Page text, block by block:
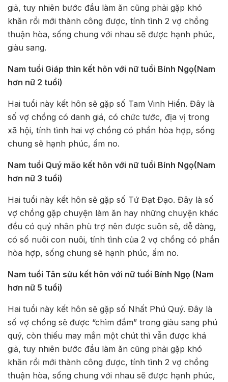
giả, tuy nhiên bước đầu làm ăn cũng phải gặp khó
khăn rồi mới thành công được, tính tình 2 vợ chồng
thuận hòa, sống chung với nhau sẽ được hạnh phúc,
giàu sang.
Nam tuổi Giáp thìn kết hôn với nữ tuổi Bính Ngọ(Nam
hơn nữ 2 tuổi)
Hai tuổi này kết hôn sẽ gặp số Tam Vinh Hiển. Đây là
số vợ chồng có danh giá, có chức tước, địa vị trong
xã hội, tính tình hai vợ chồng có phần hòa hợp, sống
chung sẽ hạnh phúc, ấm no.
Nam tuổi Quý mão kết hôn với nữ tuổi Bính Ngọ(Nam
hơn nữ 3 tuổi)
Hai tuổi này kết hôn sẽ gặp số Tứ Đạt Đạo. Đây là số
vợ chồng gặp chuyện làm ăn hay những chuyện khác
đều có quý nhân phù trợ nên được suôn sẻ, dễ dàng,
có số nuôi con nuôi, tính tình của 2 vợ chồng có phần
hòa hợp, sống chung sẽ hạnh phúc, ấm no.
Nam tuổi Tân sửu kết hôn với nữ tuổi Bính Ngọ (Nam
hơn nữ 5 tuổi)
Hai tuổi này kết hôn sẽ gặp số Nhất Phú Quý. Đây là
số vợ chồng sẽ được “chìm đắm” trong giàu sang phú
quý, còn thiếu may mắn một chút thì vẫn được khá
giả, tuy nhiên bước đầu làm ăn cũng phải gặp khó
khăn rồi mới thành công được, tính tình 2 vợ chồng
thuận hòa, sống chung với nhau sẽ được hạnh phúc,